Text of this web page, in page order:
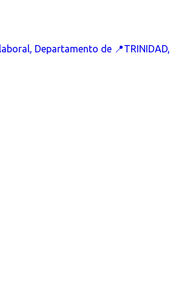
Departamento de 📍TRINIDAD,